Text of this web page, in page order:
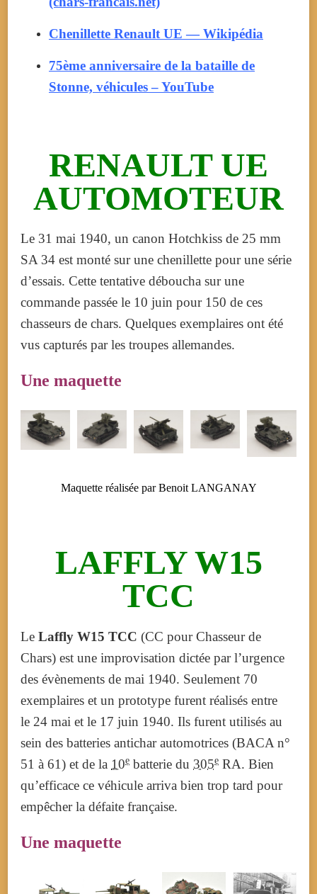
Chenillette Renault UE — Wikipédia
75ème anniversaire de la bataille de
Stonne, véhicules – YouTube
RENAULT UE
AUTOMOTEUR
Le 31 mai 1940, un canon Hotchkiss de 25 mm
SA 34 est monté sur une chenillette pour une série
d’essais. Cette tentative déboucha sur une
commande passée le 10 juin pour 150 de ces
chasseurs de chars. Quelques exemplaires ont été
vus capturés par les troupes allemandes.
Une maquette
Maquette réalisée par Benoit LANGANAY
LAFFLY W15
TCC
Le Laffly W15 TCC (CC pour Chasseur de
Chars) est une improvisation dictée par l’urgence
des évènements de mai 1940. Seulement 70
exemplaires et un prototype furent réalisés entre
le 24 mai et le 17 juin 1940. Ils furent utilisés au
sein des batteries antichar automotrices (BACA n°
51 à 61) et de la 10e batterie du 305e RA. Bien
qu’efficace ce véhicule arriva bien trop tard pour
empêcher la défaite française.
Une maquette